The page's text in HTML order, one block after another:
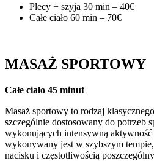
Plecy + szyja 30 min – 40€
Całe ciało 60 min – 70€
MASAŻ SPORTOWY
Całe ciało 45 minut
Masaż sportowy to rodzaj
szczególnie dostosowany do potrzeb
wykonujących intensywną aktywność
wykonywany jest w szybszym
nacisku i częstotliwością